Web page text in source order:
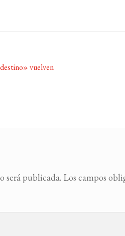
vuelven
será publicada. Los campos